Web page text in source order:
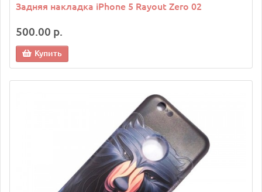
Задняя накладка iPhone 5 Rayout Zero 02
500.00 р.
Купить